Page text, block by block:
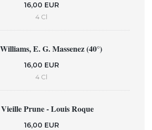
16,00 EUR
4 Cl
E. G. Massenez (40°)
16,00 EUR
4 Cl
Prune - Louis Roque
16,00 EUR